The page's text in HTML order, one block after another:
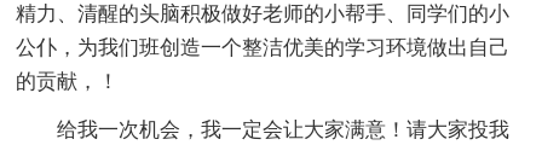
精力、清醒的头脑积极做好老师的小帮手、同学们的小
公仆，为我们班创造一个整洁优美的学习环境做出自己
的贡献，！
给我一次机会，我一定会让大家满意！请大家投我